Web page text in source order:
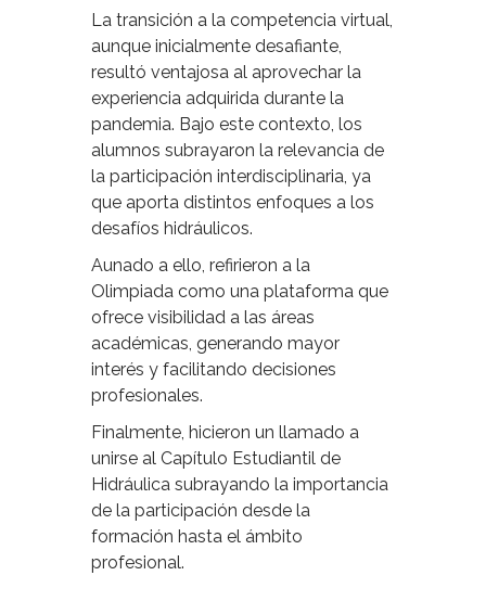
La transición a la competencia virtual,
aunque inicialmente desafiante,
resultó ventajosa al aprovechar la
experiencia adquirida durante la
pandemia. Bajo este contexto, los
alumnos subrayaron la relevancia de
la participación interdisciplinaria, ya
que aporta distintos enfoques a los
desafíos hidráulicos.
Aunado a ello, refirieron a la
Olimpiada como una plataforma que
ofrece visibilidad a las áreas
académicas, generando mayor
interés y facilitando decisiones
profesionales.
Finalmente, hicieron un llamado a
unirse al Capítulo Estudiantil de
Hidráulica subrayando la importancia
de la participación desde la
formación hasta el ámbito
profesional.